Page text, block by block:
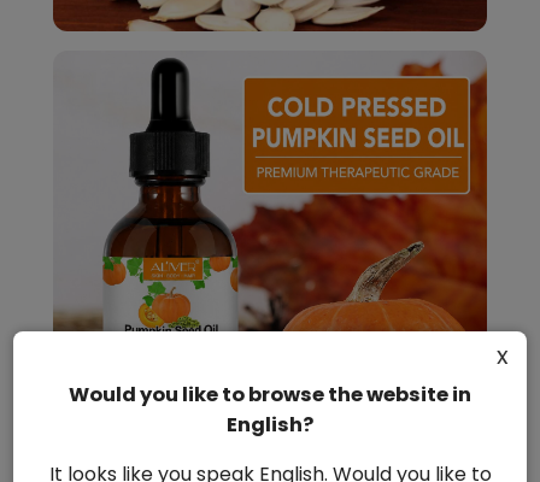
Would you like to browse the website in
English?
x
It looks like you speak English. Would you like to